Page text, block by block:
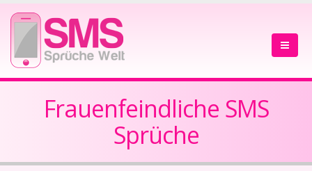
Frauenfeindliche SMS
Sprüche